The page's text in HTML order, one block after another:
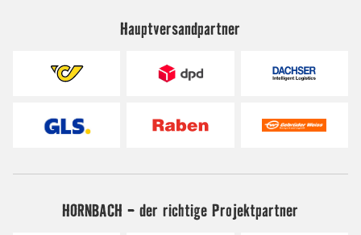
Hauptversandpartner
HORNBACH - der richtige Projektpartner